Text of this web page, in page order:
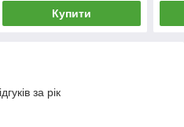
Купити
за рік